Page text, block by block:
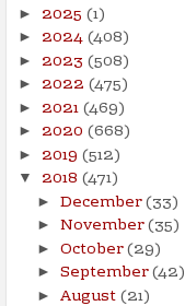
► 2025 (1)
► 2024(408)
► 2023 (508)
► 2022 (475)
► 2021(469)
► 2020 (668)
► 2019 (512)
▼ 2018 (471)
► December(33)
► November(35)
► October(29)
► September(42)
► August(21)